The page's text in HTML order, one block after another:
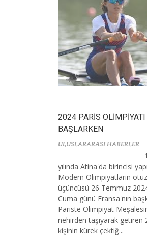
2024 PARİS OLİMPİYATI
BAŞLARKEN
ULUSLARARASI HABERLER
yılında Atina'da birincisi
Modern Olimpiyatların otuz
üçüncüsü 26 Temmuz
Cuma günü Fransa'nın
Pariste Olimpiyat
nehirden taşıyarak getiren
kişinin kürek çektiğ...